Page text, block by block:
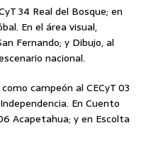
34 Real del Bosque; en
En el área visual,
Fernando; y Dibujo, al
nacional.
campeón al CECyT 03
En Cuento
Acapetahua; y en Escolta